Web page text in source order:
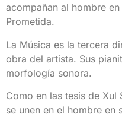
acompañan al hombre
Prometida.
La Música es la tercera
obra del artista. Sus
morfología sonora.
Como en las tesis de
se unen en el hombre en